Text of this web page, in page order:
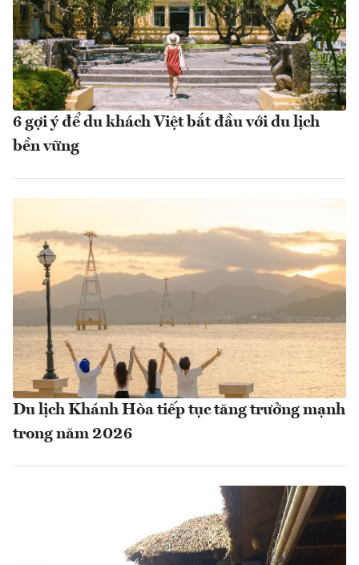
6 gợi ý để du khách Việt bắt đầu với du lịch
bền vững
Du lịch Khánh Hòa tiếp tục tăng trưởng mạnh
trong năm 2026